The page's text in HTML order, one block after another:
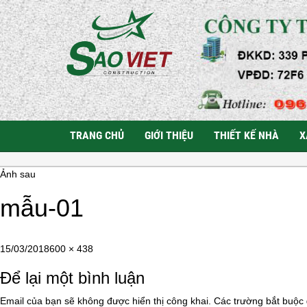
TRANG CHỦ GIỚI THIỆU THIẾT KẾ NHÀ
Ảnh sau
mẫu-01
Đăng
ngày
15/03/2018Kích
đầy
600 × 438
Để lại một bình luận
Email của bạn sẽ không được hiển thị công khai. Các trường bắt buộc